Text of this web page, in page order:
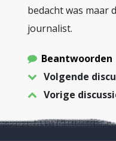
bedacht was maar
journalist.
Beantwoorden
Volgende
Vorige